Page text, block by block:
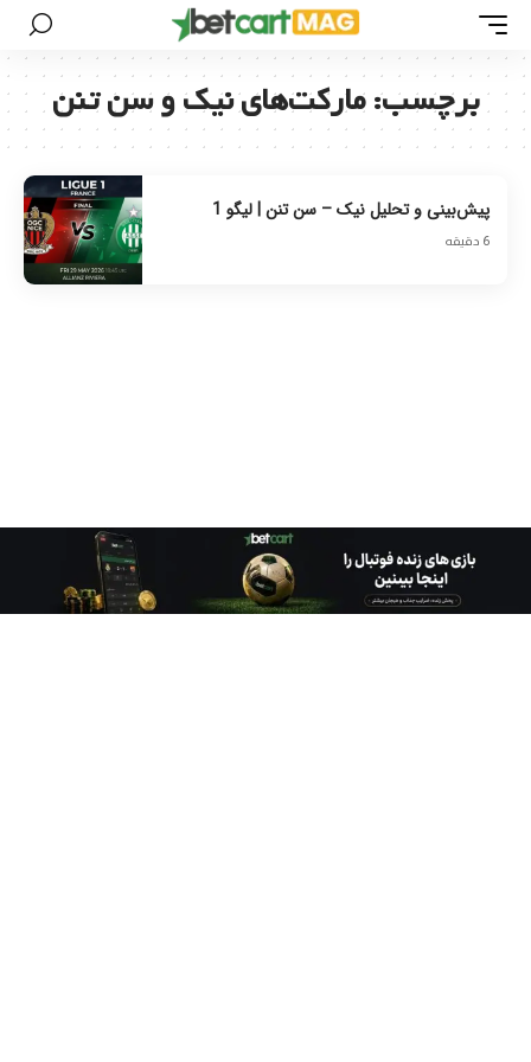
برچسب:مارکت‌های نیک و سن تنن
پیش‌بینی و تحلیل نیک – سن تنن | لیگو 1
6 دقیقه